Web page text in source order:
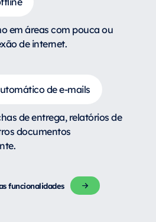
em áreas com pouca ou
de internet.
de e-mails
de entrega, relatórios de
documentos
funcionalidades